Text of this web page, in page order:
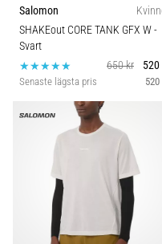
Salomon
SHAKEout CORE TANK GFX W-
Svart
650 kr
520
Senaste lägsta pris